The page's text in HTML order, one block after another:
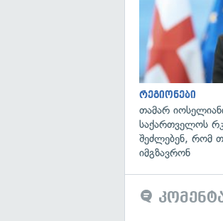
რეგიონები
თამარ
საქართველოს
შეძლებენ, რომ
იმგზავრონ